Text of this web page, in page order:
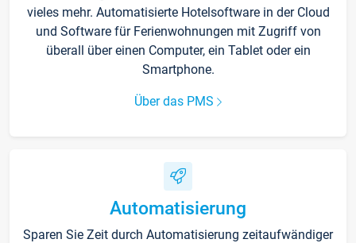
vieles mehr. Automatisierte Hotelsoftware in der Cloud
und Software für Ferienwohnungen mit Zugriff von
überall über einen Computer, ein Tablet oder ein
Smartphone.
Über das PMS
Automatisierung
Sparen Sie Zeit durch Automatisierung zeitaufwändiger